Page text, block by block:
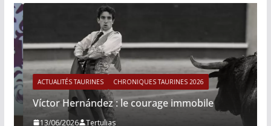
ACTUALITÉS TAURINES CHRONIQUES TAURINES 2026
Víctor Hernández : le courage immobile
13/06/2026 Tertulias